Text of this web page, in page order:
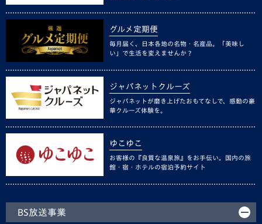
グルメ定期便
毎月届く、日本各地の名物・名産品。「美味し
い」で生活を変えませんか？
ジャパネットクルーズ
ジャパネットが磨き上げたおもてなしで、感動の豪
華クルーズ体験を。
ゆこゆこ
お客様の『良質な温泉旅』をお手伝い。国内の旅
館・宿・ホテルの宿泊予約サイト
BS放送事業